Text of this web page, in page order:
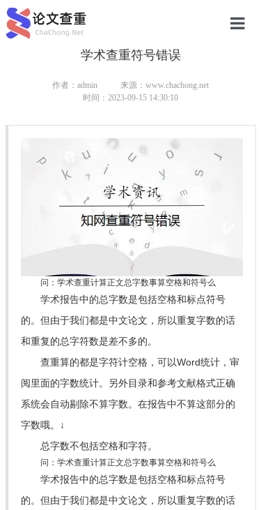
学术查重符号错误
作者：admin
来源：www.chachong.net
时间：2023-09-15 14:30:10
问：学术查重计算正文总字数事算空格和符号么
学术报告中的总字数是包括空格和标点符号
的。但由于我们都是中文论文，所以重复字数的话
和重复的总字符数是差不多的。
查重算的都是字符计空格，可以Word统计，审
阅里面的字数统计。另外目录和参考文献格式正确
系统会自动剔除不算字数。在报告中不算这部分的
字数哦。↓
总字数不包括空格和字符。
问：学术查重计算正文总字数事算空格和符号么
学术报告中的总字数是包括空格和标点符号
的。但由于我们都是中文论文，所以重复字数的话